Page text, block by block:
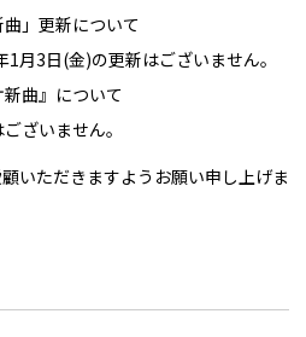
」更新について
月3日(金)の更新はございません。
曲』について
ざいません。
いただきますようお願い申し上げま